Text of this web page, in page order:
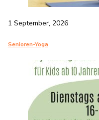
1 September, 2026
Senioren-Yoga